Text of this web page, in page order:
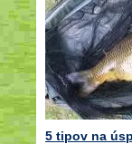
5 tipov na